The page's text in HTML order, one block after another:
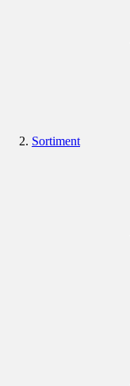
Sortiment